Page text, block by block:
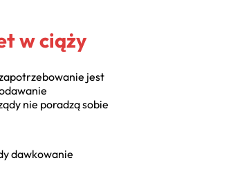
w ciąży
jest
nie poradzą sobie
dawkowanie